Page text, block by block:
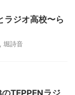
ラジオ高校〜ら
堀詩音
TEPPENラジ